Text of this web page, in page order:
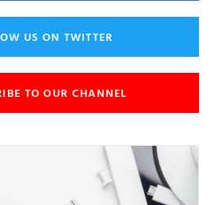
US ON TWITTER
TO OUR CHANNEL